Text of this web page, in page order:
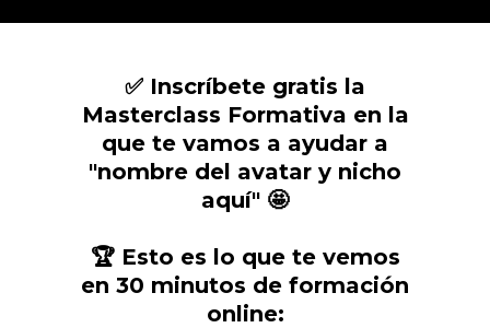
✅ Inscríbete gratis la
Masterclass Formativa en la
que te vamos a ayudar a
"nombre del avatar y nicho
aquí" 🤩
🏆 Esto es lo que te vemos
en 30 minutos de formación
online: